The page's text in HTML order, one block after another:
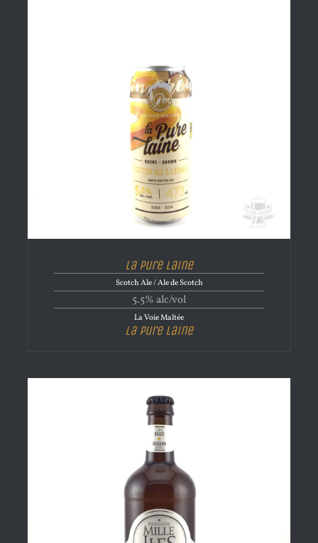
La Pure Laine
Scotch Ale / Ale de Scotch
5.5% alc/vol
La Voie Maltée
La Pure Laine